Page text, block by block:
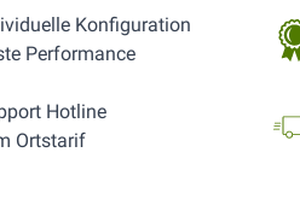
Konfiguration
Performance
Hotline
Ortstarif